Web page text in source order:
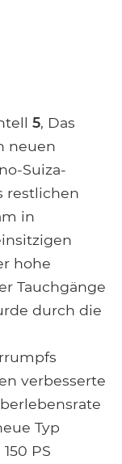
5, Das
neuen
Suiza-
restlichen
in
hohe
Tauchgänge
durch die
verbesserte
Typ
PS